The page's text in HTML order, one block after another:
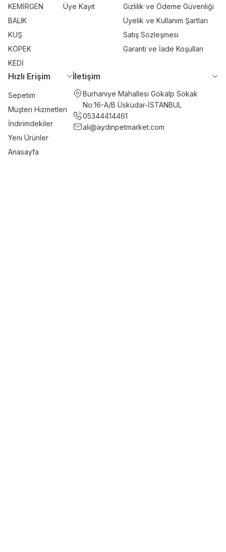
KEMİRGEN
BALIK
KUŞ
KÖPEK
KEDİ
Üye Kayıt
Gizlilik ve Ödeme Güvenliği
Üyelik ve Kullanım Şartları
Satış Sözleşmesi
Garanti ve İade Koşulları
Hızlı Erişim
Sepetim
Müşteri Hizmetleri
İndirimdekiler
Yeni Ürünler
Anasayfa
İletişim
Burhaniye Mahallesi Gökalp Sokak
No:16-A/B Üsküdar-İSTANBUL
05344414461
ali@aydinpetmarket.com